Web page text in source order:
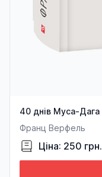
40 днів Муса-Дага
Франц Верфель
Ціна: 250 грн.